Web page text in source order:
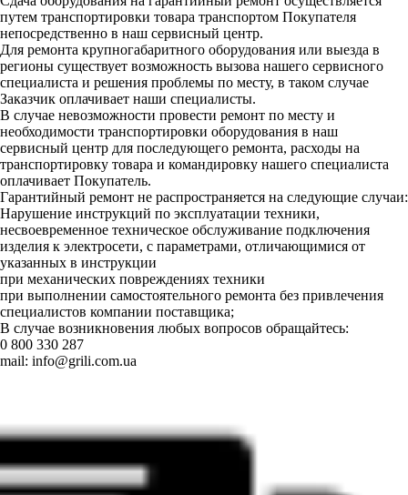
путем транспортировки товара транспортом Покупателя
непосредственно в наш сервисный центр.
Для ремонта крупногабаритного оборудования или выезда в
регионы существует возможность вызова нашего сервисного
специалиста и решения проблемы по месту, в таком случае
Заказчик оплачивает наши специалисты.
В случае невозможности провести ремонт по месту и
необходимости транспортировки оборудования в наш
сервисный центр для последующего ремонта, расходы на
транспортировку товара и командировку нашего специалиста
оплачивает Покупатель.
Гарантийный ремонт не распространяется на следующие случаи:
Нарушение инструкций по эксплуатации техники,
несвоевременное техническое обслуживание подключения
изделия к электросети, с параметрами, отличающимися от
указанных в инструкции
при механических повреждениях техники
при выполнении самостоятельного ремонта без привлечения
специалистов компании поставщика;
В случае возникновения любых вопросов обращайтесь:
0 800 330 287
mail: info@grili.com.ua